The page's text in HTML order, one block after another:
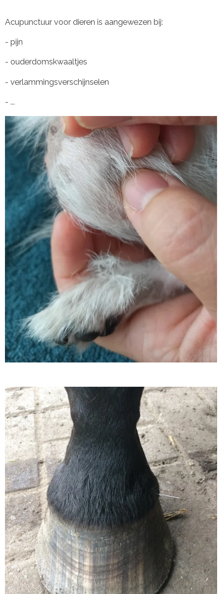
Acupunctuur voor dieren is aangewezen bij:
- pijn
- ouderdomskwaaltjes
- verlammingsverschijnselen
- ...